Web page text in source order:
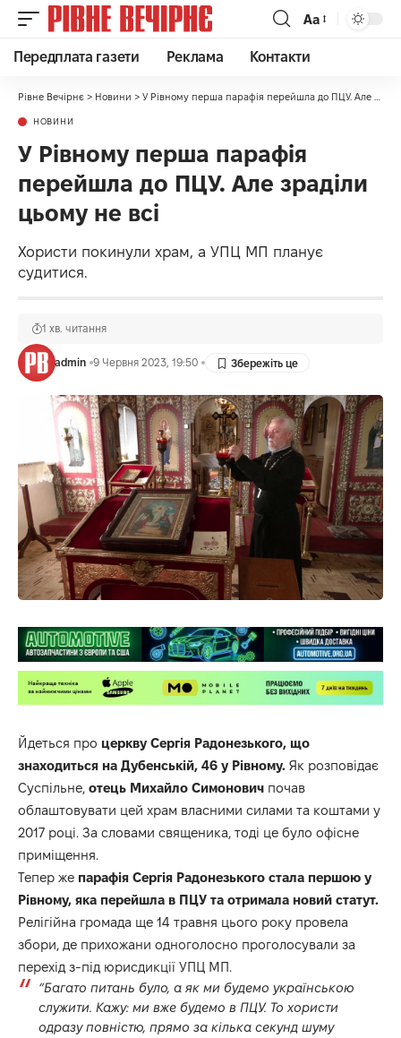
Аа
Передплата газети Реклама Контакти
Рівне Вечірнє > Новини > У Рівному перша парафія перейшла до ПЦУ. Але зраділи цьому не всі
НОВИНИ
У Рівному перша парафія
перейшла до ПЦУ. Але зраділи
цьому не всі
Хористи покинули храм, а УПЦ МП планує
судитися.
admin 9 Червня 2023, 19:50
1 хв. читання
Йдеться про церкву Сергія Радонезького, що
знаходиться на Дубенській, 46 у Рівному. Як розповідає
Суспільне, отець Михайло Симонович почав
облаштовувати цей храм власними силами та коштами у
2017 році. За словами священика, тоді це було офісне
приміщення.
Тепер же парафія Сергія Радонезького стала першою у
Рівному, яка перейшла в ПЦУ та отримала новий статут.
Релігійна громада ще 14 травня цього року провела
збори, де прихожани одноголосно проголосували за
перехід з-під юрисдикції УПЦ МП.
“Багато питань було, а як ми будемо українською
служити. Кажу: ми вже будемо в ПЦУ. То хористи
одразу повністю, прямо за кілька секунд шуму